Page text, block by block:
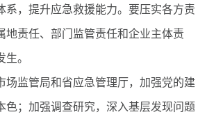
系，提升应急救援能力。要压实各方责
地责任、部门监管责任和企业主体责
。
监管局和省应急管理厅，加强党的建
色；加强调查研究，深入基层发现问题